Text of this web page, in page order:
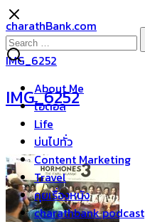
Skip
to
content
charathBank.com
About Me
ไอดอล
Life
บ่นไปทั่ว
Content Marketing
Travel
คุยเรื่องหนัง
charathbank podcast
Search
for:
IMG_6252
IMG_6252